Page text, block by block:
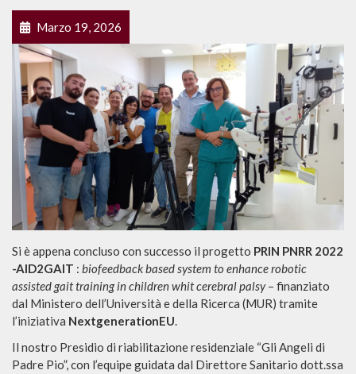
Marzo 19, 2026
Si è appena concluso con successo il progetto PRIN PNRR 2022
-AID2GAIT : biofeedback based system to enhance robotic
assisted gait training in children whit cerebral palsy– finanziato
dal Ministero dell’Università e della Ricerca (MUR) tramite
l’iniziativa NextgenerationEU.
Il nostro Presidio di riabilitazione residenziale “Gli Angeli di
Padre Pio”, con l’equipe guidata dal Direttore Sanitario dott.ssa